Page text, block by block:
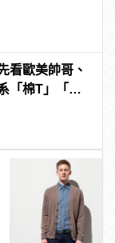
看歐美帥哥、
「棉T」「衛